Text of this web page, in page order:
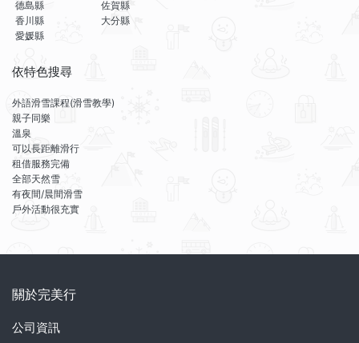
德島縣
香川縣
愛媛縣
佐賀縣
大分縣
依特色搜尋
外語滑雪課程(滑雪教學)
親子同樂
溫泉
可以長距離滑行
租借服務完備
全部天然雪
有夜間/晨間滑雪
戶外活動很充實
關於完美行
公司資訊